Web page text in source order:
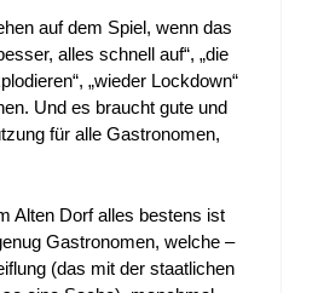
auf dem Spiel, wenn das
alles schnell auf“, „die
„wieder Lockdown“
Und es braucht gute und
für alle Gastronomen,
Alten Dorf alles bestens ist
Gastronomen, welche –
(das mit der staatlichen